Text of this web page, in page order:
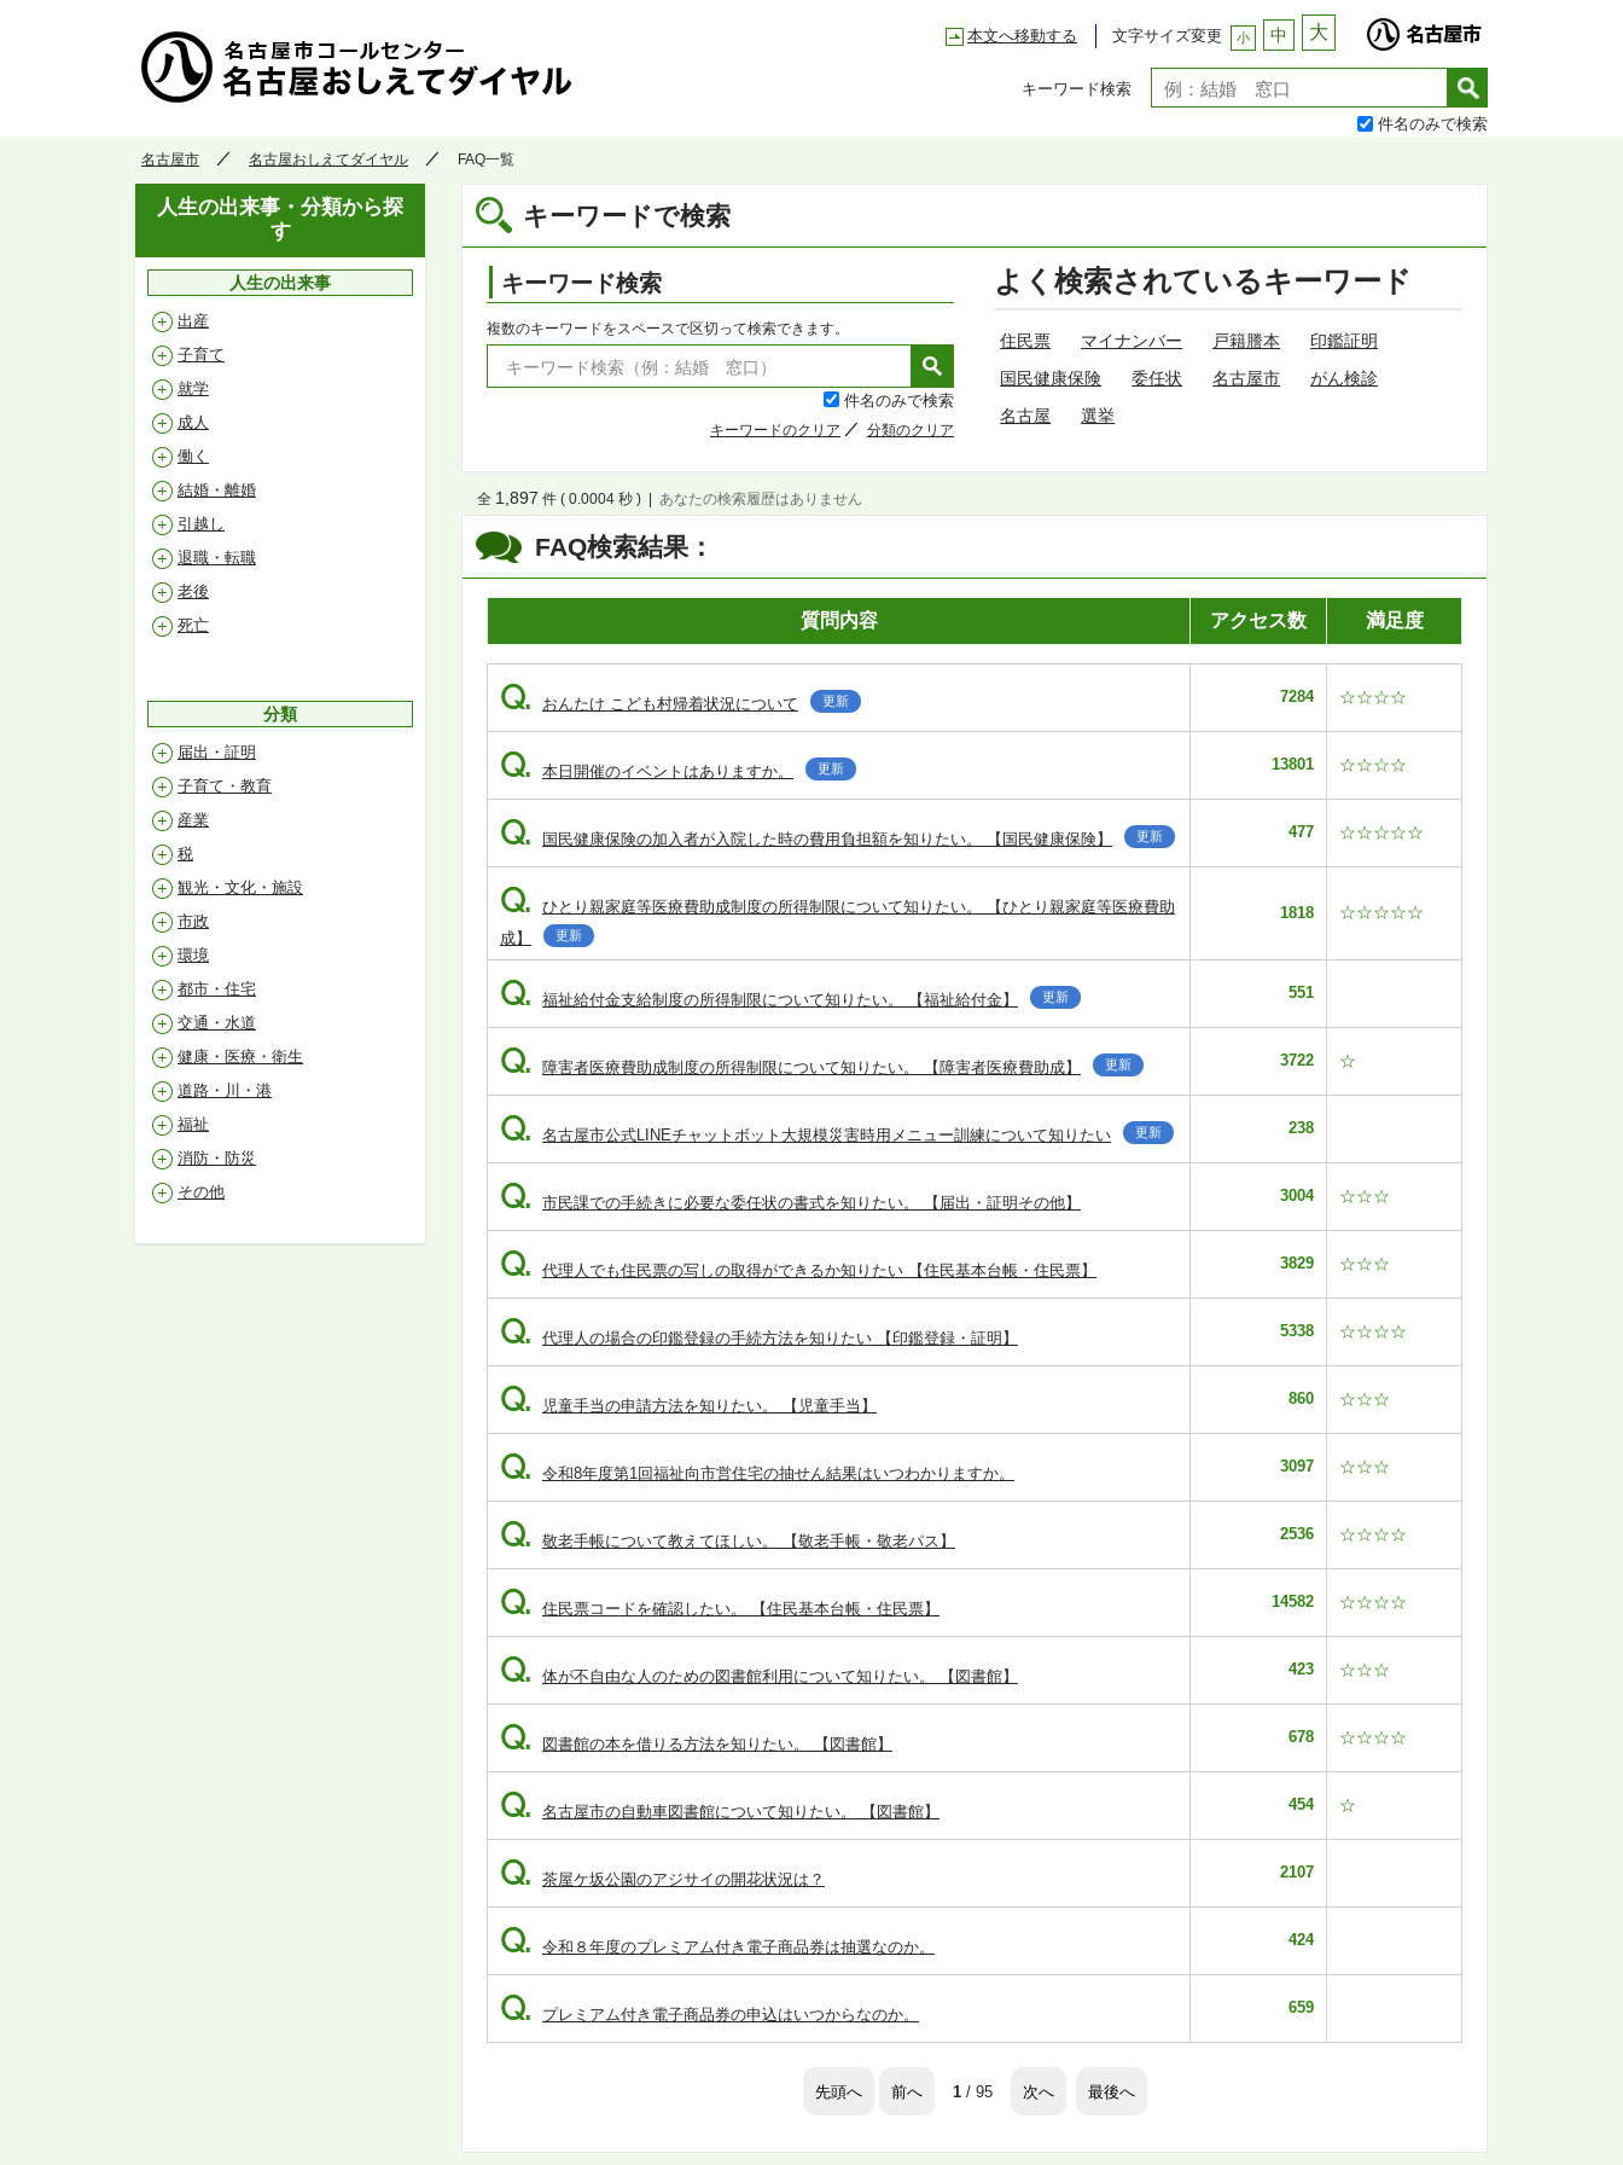
本文へ移動する 文字サイズ変更 小 中 大
キーワード検索
件名のみで検索
名古屋市 名古屋おしえてダイヤル FAQ一覧
キーワードで検索
キーワード検索
複数のキーワードをスペースで区切って検索できます。
件名のみで検索
キーワードのクリア 分類のクリア
よく検索されているキーワード
住民票 マイナンバー 戸籍謄本
印鑑証明
国民健康保険
委任状 名古屋市
がん検診
名古屋
選挙
FAQ検索結果：
全 1,897 件 ( 0.0004 秒 ) あなたの検索履歴はありません
質問内容 アクセス数 満足度
Q. おんたけ こども村帰着状況について 更新 7284 ☆☆☆☆
Q. 本日開催のイベントはありますか。 更新 13801 ☆☆☆☆
Q. 国民健康保険の加入者が入院した時の費用負担額を知りたい。 【国民健康保険】 更新 477 ☆☆☆☆☆
Q.
ひとり親家庭等医療費助成制度の所得制限について知りたい。 【ひとり親家庭等医療費助
成】
更新
1818 ☆☆☆☆☆
Q. 福祉給付金支給制度の所得制限について知りたい。 【福祉給付金】 更新 551
Q. 障害者医療費助成制度の所得制限について知りたい。 【障害者医療費助成】 更新 3722 ☆
Q. 名古屋市公式LINEチャットボット大規模災害時用メニュー訓練について知りたい 更新 238
Q. 市民課での手続きに必要な委任状の書式を知りたい。 【届出・証明その他】 3004 ☆☆☆
Q. 代理人でも住民票の写しの取得ができるか知りたい 【住民基本台帳・住民票】 3829 ☆☆☆
Q. 代理人の場合の印鑑登録の手続方法を知りたい 【印鑑登録・証明】 5338 ☆☆☆☆
Q. 児童手当の申請方法を知りたい。 【児童手当】 860 ☆☆☆
Q. 令和8年度第1回福祉向市営住宅の抽せん結果はいつわかりますか。 3097 ☆☆☆
Q. 敬老手帳について教えてほしい。 【敬老手帳・敬老パス】 2536 ☆☆☆☆
Q. 住民票コードを確認したい。 【住民基本台帳・住民票】 14582 ☆☆☆☆
Q. 体が不自由な人のための図書館利用について知りたい。 【図書館】 423 ☆☆☆
Q. 図書館の本を借りる方法を知りたい。 【図書館】 678 ☆☆☆☆
Q. 名古屋市の自動車図書館について知りたい。 【図書館】 454 ☆
Q. 茶屋ケ坂公園のアジサイの開花状況は？ 2107
Q. 令和８年度のプレミアム付き電子商品券は抽選なのか。 424
Q. プレミアム付き電子商品券の申込はいつからなのか。 659
先頭へ 前へ 1/ 95 次へ 最後へ
人生の出来事・分類から探
す
人生の出来事
出産
子育て
就学
成人
働く
結婚・離婚
引越し
退職・転職
老後
死亡
分類
届出・証明
子育て・教育
産業
税
観光・文化・施設
市政
環境
都市・住宅
交通・水道
健康・医療・衛生
道路・川・港
福祉
消防・防災
その他